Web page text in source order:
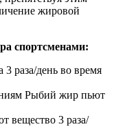
жировой
спортсменами:
раза/день во время
Рыбий жир пьют
вещество 3 раза/